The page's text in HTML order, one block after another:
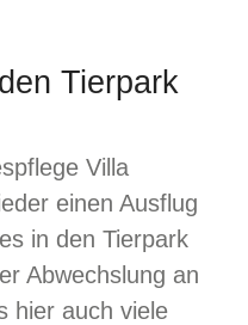
Tierpark
Villa
einen Ausflug
in den Tierpark
Abwechslung an
hier auch viele